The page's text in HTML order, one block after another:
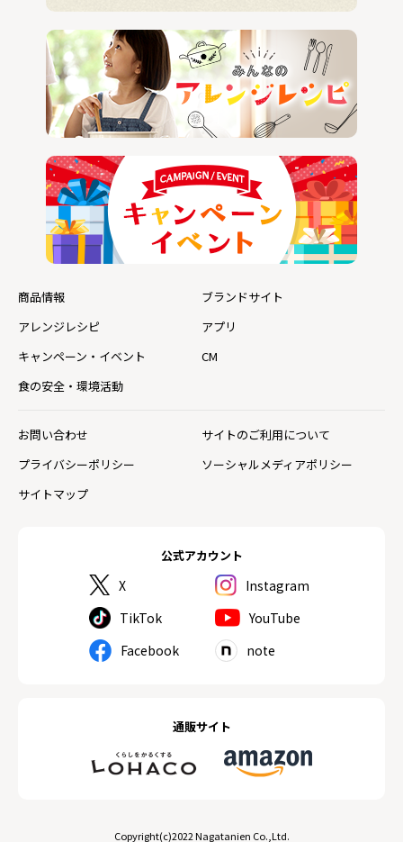
公式アカウント
X
Instagram
TikTok
YouTube
Facebook
note
通販サイト
商品情報
ブランドサイト
アレンジレシピ
アプリ
キャンペーン・イベント
CM
食の安全・環境活動
お問い合わせ
サイトのご利用について
プライバシーポリシー
ソーシャルメディアポリシー
サイトマップ
Copyright(c)2022 Nagatanien Co.,Ltd.